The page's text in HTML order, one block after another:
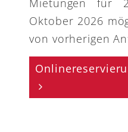
Mietungen für
Oktober 2026
von vorherigen